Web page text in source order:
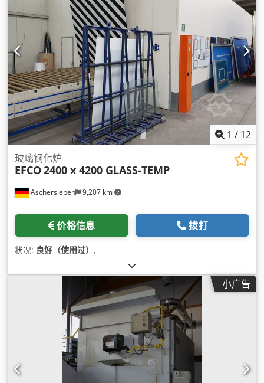
1 / 12
Aschersleben 9,207 km
玻璃钢化炉
EFCO2400 x 4200 GLASS-TEMP
价格信息 拨打
状况: 良好（使用过） ,
小广告